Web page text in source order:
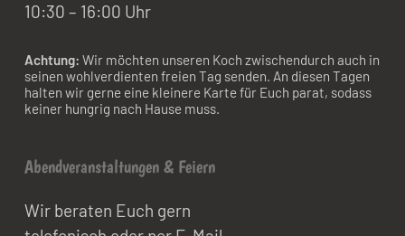
10:30 – 16:00 Uhr
Achtung: Wir möchten unseren Koch zwischendurch auch in
seinen wohlverdienten freien Tag senden. An diesen Tagen
halten wir gerne eine kleinere Karte für Euch parat, sodass
keiner hungrig nach Hause muss.
Abendveranstaltungen & Feiern
Wir beraten Euch gern